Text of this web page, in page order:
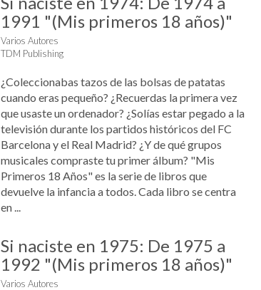
1991 "(Mis primeros 18 años)"
Varios Autores
TDM Publishing
¿Coleccionabas tazos de las bolsas de patatas
cuando eras pequeño? ¿Recuerdas la primera vez
que usaste un ordenador? ¿Solías estar pegado a la
televisión durante los partidos históricos del FC
Barcelona y el Real Madrid? ¿Y de qué grupos
musicales compraste tu primer álbum? "Mis
Primeros 18 Años" es la serie de libros que
devuelve la infancia a todos. Cada libro se centra
en ...
Si naciste en 1975: De 1975 a
1992 "(Mis primeros 18 años)"
Varios Autores